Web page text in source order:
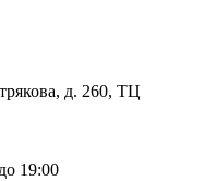
д. 260, ТЦ
19:00